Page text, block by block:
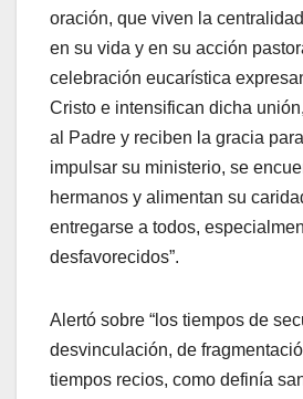
oración, que viven la
en su vida y en su acción
celebración eucarística
Cristo e intensifican dicha
al Padre y reciben la gracia
impulsar su ministerio, se
hermanos y alimentan su
entregarse a todos,
desfavorecidos”.
Alertó sobre “los tiempos de
desvinculación, de
tiempos recios, como definía